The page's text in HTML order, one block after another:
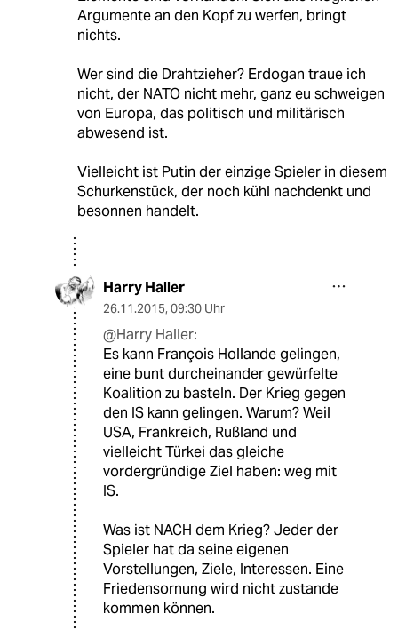
Argumente an den Kopf zu werfen, bringt
nichts.
Wer sind die Drahtzieher? Erdogan traue ich
nicht, der NATO nicht mehr, ganz eu schweigen
von Europa, das politisch und militärisch
abwesend ist.
Vielleicht ist Putin der einzige Spieler in diesem
Schurkenstück, der noch kühl nachdenkt und
besonnen handelt.
Harry Haller
26.11.2015, 09:30 Uhr
@Harry Haller:
Es kann François Hollande gelingen,
eine bunt durcheinander gewürfelte
Koalition zu basteln. Der Krieg gegen
den IS kann gelingen. Warum? Weil
USA, Frankreich, Rußland und
vielleicht Türkei das gleiche
vordergründige Ziel haben: weg mit
IS.
Was ist NACH dem Krieg? Jeder der
Spieler hat da seine eigenen
Vorstellungen, Ziele, Interessen. Eine
Friedensornung wird nicht zustande
kommen können.